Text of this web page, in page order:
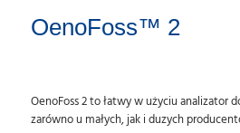
OenoFoss™ 2
OenoFoss 2 to łatwy w użyciu analizator
zarówno u małych, jak i duzych